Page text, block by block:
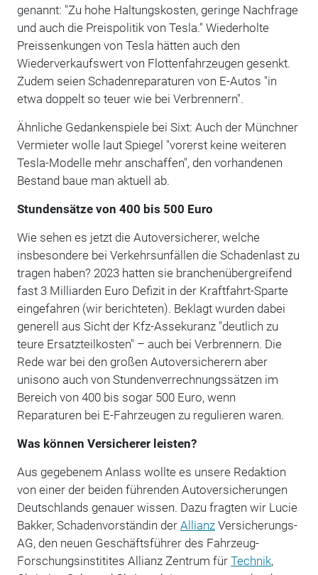
genannt: "Zu hohe Haltungskosten, geringe Nachfrage
und auch die Preispolitik von Tesla." Wiederholte
Preissenkungen von Tesla hätten auch den
Wiederverkaufswert von Flottenfahrzeugen gesenkt.
Zudem seien Schadenreparaturen von E-Autos "in
etwa doppelt so teuer wie bei Verbrennern".
Ähnliche Gedankenspiele bei Sixt: Auch der Münchner
Vermieter wolle laut Spiegel "vorerst keine weiteren
Tesla-Modelle mehr anschaffen", den vorhandenen
Bestand baue man aktuell ab.
Stundensätze von 400 bis 500 Euro
Wie sehen es jetzt die Autoversicherer, welche
insbesondere bei Verkehrsunfällen die Schadenlast zu
tragen haben? 2023 hatten sie branchenübergreifend
fast 3 Milliarden Euro Defizit in der Kraftfahrt-Sparte
eingefahren (wir berichteten). Beklagt wurden dabei
generell aus Sicht der Kfz-Assekuranz "deutlich zu
teure Ersatzteilkosten" – auch bei Verbrennern. Die
Rede war bei den großen Autoversicherern aber
unisono auch von Stundenverrechnungssätzen im
Bereich von 400 bis sogar 500 Euro, wenn
Reparaturen bei E-Fahrzeugen zu regulieren waren.
Was können Versicherer leisten?
Aus gegebenem Anlass wollte es unsere Redaktion
von einer der beiden führenden Autoversicherungen
Deutschlands genauer wissen. Dazu fragten wir Lucie
Bakker, Schadenvorständin der AllianzVersicherungs-
AG, den neuen Geschäftsführer des Fahrzeug-
Forschungsinstitites Allianz Zentrum für Technik,